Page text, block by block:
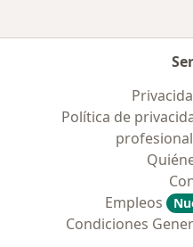
Política de
Empleos
Condiciones